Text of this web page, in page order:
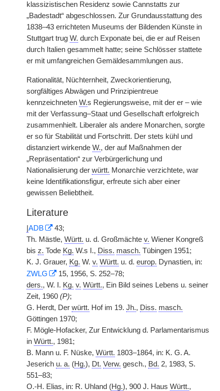
klassizistischen Residenz sowie Cannstatts zur
„Badestadt“ abgeschlossen. Zur Grundausstattung des
1838–43 errichteten Museums der Bildenden Künste in
Stuttgart trug W. durch Exponate bei, die er auf Reisen
durch Italien gesammelt hatte; seine Schlösser stattete
er mit umfangreichen Gemäldesammlungen aus.
Rationalität, Nüchternheit, Zweckorientierung,
sorgfältiges Abwägen und Prinzipientreue
kennzeichneten W.s Regierungsweise, mit der er – wie
mit der Verfassung–Staat und Gesellschaft erfolgreich
zusammenhielt. Liberaler als andere Monarchen, sorgte
er so für Stabilität und Fortschritt. Der stets kühl und
distanziert wirkende W., der auf Maßnahmen der
„Repräsentation“ zur Verbürgerlichung und
Nationalisierung der württ. Monarchie verzichtete, war
keine Identifikationsfigur, erfreute sich aber einer
gewissen Beliebtheit.
Literature
ADB
43;
Th. Mästle, Württ. u. d. Großmächte v. Wiener Kongreß
bis z. Tode Kg. W.s I., Diss. masch. Tübingen 1951;
K. J. Grauer, Kg. W. v. Württ. u. d. europ. Dynastien, in:
ZWLG
15, 1956, S. 252–78;
ders., W. I. Kg. v. Württ., Ein Bild seines Lebens u. seiner
Zeit, 1960 (P);
G. Herdt, Der württ. Hof im 19. Jh., Diss. masch.
Göttingen 1970;
F. Mögle-Hofacker, Zur Entwicklung d. Parlamentarismus
in Württ., 1981;
B. Mann u. F. Nüske, Württ. 1803–1864, in: K. G. A.
Jeserich u. a. (Hg.), Dt. Verw. gesch., Bd. 2, 1983, S.
551–83;
O.-H. Elias, in: R. Uhland (Hg.), 900 J. Haus Württ.,